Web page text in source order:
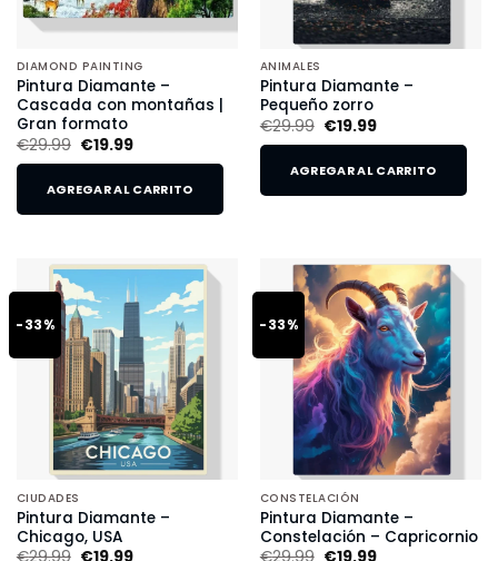
DIAMOND PAINTING
Pintura Diamante –
Cascada con montañas |
Gran formato
€29.99 €19.99
AGREGAR AL CARRITO
ANIMALES
Pintura Diamante –
Pequeño zorro
€29.99 €19.99
AGREGAR AL CARRITO
-33%
CIUDADES
Pintura Diamante –
Chicago, USA
-33%
CONSTELACIÓN
Pintura Diamante –
Constelación – Capricornio